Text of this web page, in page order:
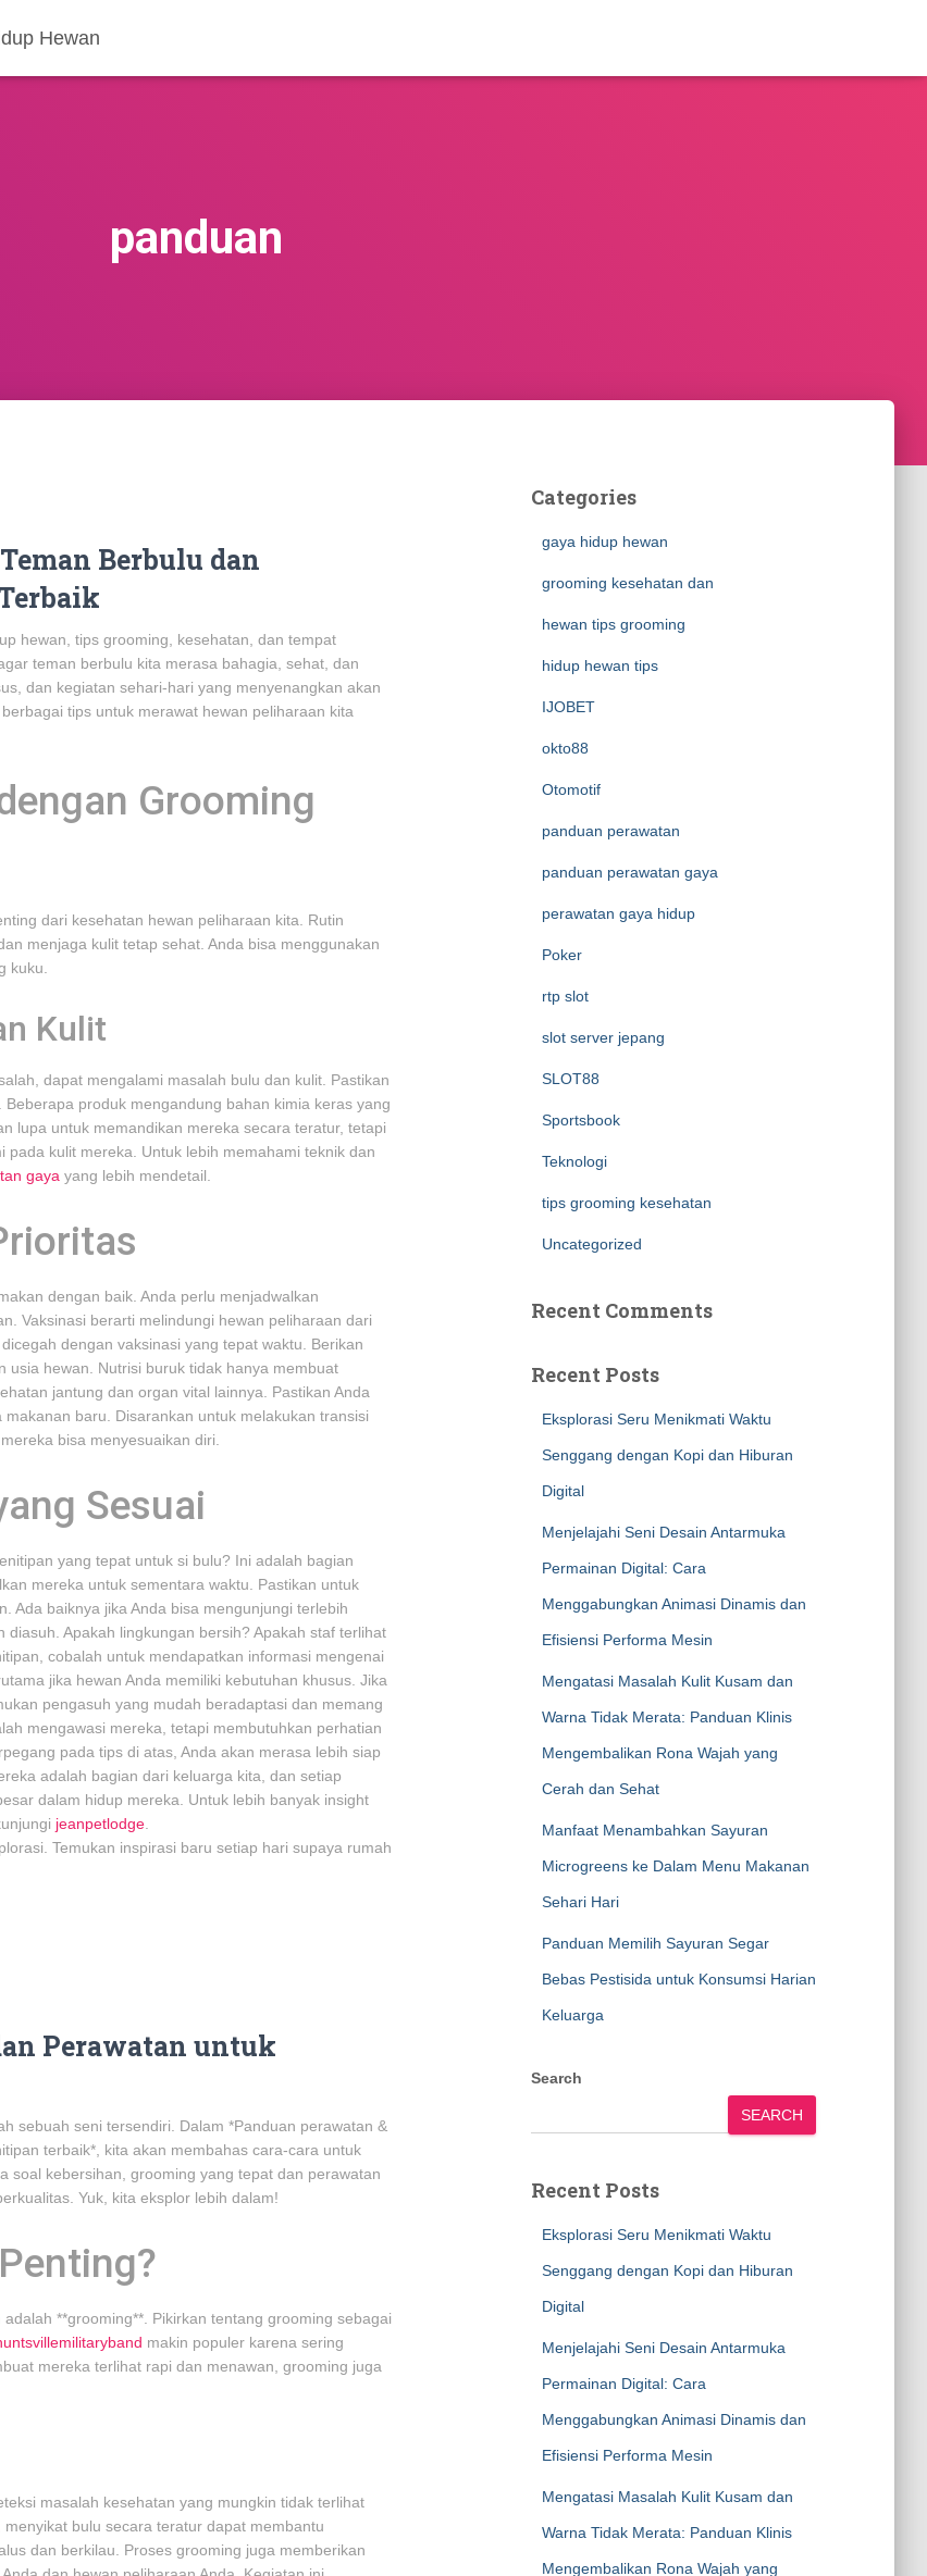
Hewan
panduan
Berbulu dan
hewan, tips grooming, kesehatan, dan tempat
teman berbulu kita merasa bahagia, sehat, dan
dan kegiatan sehari-hari yang menyenangkan akan
tips untuk merawat hewan peliharaan kita
Grooming
dari kesehatan hewan peliharaan kita. Rutin
menjaga kulit tetap sehat. Anda bisa menggunakan
kuku.
Kulit
dapat mengalami masalah bulu dan kulit. Pastikan
produk mengandung bahan kimia keras yang
lupa untuk memandikan mereka secara teratur, tetapi
kulit mereka. Untuk lebih memahami teknik dan
gaya yang lebih mendetail.
dengan baik. Anda perlu menjadwalkan
Vaksinasi berarti melindungi hewan peliharaan dari
dengan vaksinasi yang tepat waktu. Berikan
usia hewan. Nutrisi buruk tidak hanya membuat
jantung dan organ vital lainnya. Pastikan Anda
baru. Disarankan untuk melakukan transisi
bisa menyesuaikan diri.
Sesuai
yang tepat untuk si bulu? Ini adalah bagian
mereka untuk sementara waktu. Pastikan untuk
Ada baiknya jika Anda bisa mengunjungi terlebih
Apakah lingkungan bersih? Apakah staf terlihat
cobalah untuk mendapatkan informasi mengenai
jika hewan Anda memiliki kebutuhan khusus. Jika
pengasuh yang mudah beradaptasi dan memang
mengawasi mereka, tetapi membutuhkan perhatian
pada tips di atas, Anda akan merasa lebih siap
adalah bagian dari keluarga kita, dan setiap
dalam hidup mereka. Untuk lebih banyak insight
jeanpetlodge
Temukan inspirasi baru setiap hari supaya rumah
Perawatan untuk
sebuah seni tersendiri. Dalam *Panduan perawatan &
terbaik*, kita akan membahas cara-cara untuk
soal kebersihan, grooming yang tepat dan perawatan
Yuk, kita eksplor lebih dalam!
**grooming**. Pikirkan tentang grooming sebagai
makin populer karena sering
mereka terlihat rapi dan menawan, grooming juga
masalah kesehatan yang mungkin tidak terlihat
bulu secara teratur dapat membantu
dan berkilau. Proses grooming juga memberikan
Categories
gaya hidup hewan
grooming kesehatan dan
hewan tips grooming
hidup hewan tips
IJOBET
okto88
Otomotif
panduan perawatan
panduan perawatan gaya
perawatan gaya hidup
Poker
rtp slot
slot server jepang
SLOT88
Sportsbook
Teknologi
tips grooming kesehatan
Uncategorized
Recent Comments
Recent Posts
Eksplorasi Seru Menikmati Waktu
Senggang dengan Kopi dan Hiburan
Digital
Menjelajahi Seni Desain Antarmuka
Permainan Digital: Cara
Menggabungkan Animasi Dinamis dan
Efisiensi Performa Mesin
Mengatasi Masalah Kulit Kusam dan
Warna Tidak Merata: Panduan Klinis
Mengembalikan Rona Wajah yang
Cerah dan Sehat
Manfaat Menambahkan Sayuran
Microgreens ke Dalam Menu Makanan
Sehari Hari
Panduan Memilih Sayuran Segar
Bebas Pestisida untuk Konsumsi Harian
Keluarga
Search
SEARCH
Recent Posts
Eksplorasi Seru Menikmati Waktu
Senggang dengan Kopi dan Hiburan
Digital
Menjelajahi Seni Desain Antarmuka
Permainan Digital: Cara
Menggabungkan Animasi Dinamis dan
Efisiensi Performa Mesin
Mengatasi Masalah Kulit Kusam dan
Warna Tidak Merata: Panduan Klinis
Mengembalikan Rona Wajah yang